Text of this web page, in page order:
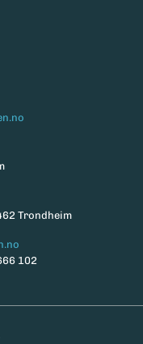
Trondheim
102